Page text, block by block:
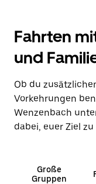
Fahrten
und
Ob du
Vorkehrungen
Wenzenbach
dabei, euer Ziel
Große
Gruppen